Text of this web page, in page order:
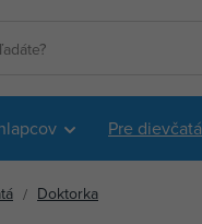
Pre dievčatá
Doktorka